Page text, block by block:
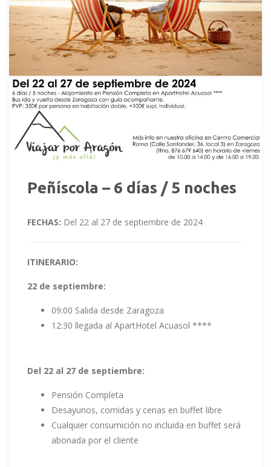
Peñíscola – 6 días / 5 noches
FECHAS: Del 22 al 27 de septiembre de 2024
ITINERARIO:
22 de septiembre:
09:00 Salida desde Zaragoza
12:30 llegada al ApartHotel Acuasol ****
Del 22 al 27 de septiembre:
Pensión Completa
Desayunos, comidas y cenas en buffet libre
Cualquier consumición no incluida en buffet será
abonada por el cliente